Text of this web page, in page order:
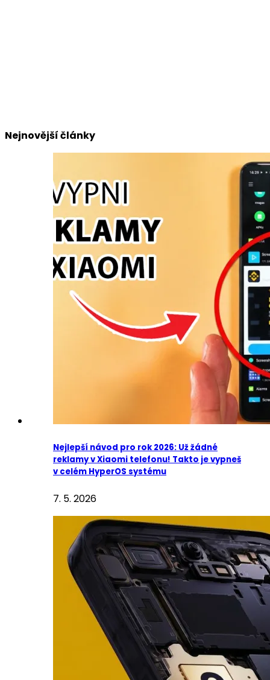
Nejnovější články
Nejlepší návod pro rok 2026: Už žádné
reklamy v Xiaomi telefonu! Takto je vypneš
v celém HyperOS systému
7. 5. 2026